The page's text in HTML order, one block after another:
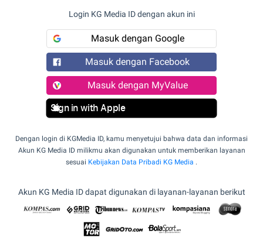
Login KG Media ID dengan akun ini
Masuk dengan Google
Masuk dengan Facebook
Masuk dengan MyValue
Sign in with Apple
Dengan login di KGMedia ID, kamu menyetujui bahwa data dan informasi
Akun KG Media ID milikmu akan digunakan untuk memberikan layanan
sesuai Kebijakan Data Pribadi KG Media .
Akun KG Media ID dapat digunakan di layanan-layanan berikut